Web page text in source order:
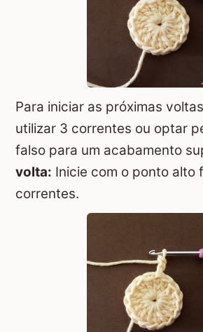
Para iniciar as próximas
utilizar 3 correntes ou optar
falso para um acabamento
volta: Inicie com o ponto alto
correntes.